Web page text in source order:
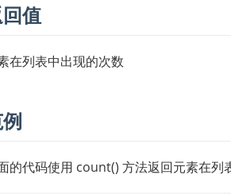
值
在列表中出现的次数
的代码使用 count() 方法返回元素在列